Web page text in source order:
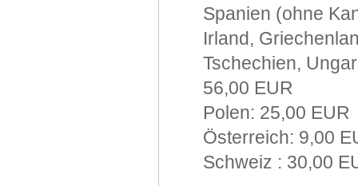
Spanien (ohne
Irland,
Tschechien,
56,00 EUR
Polen: 25,00 EUR
Österreich: 9,00
Schweiz : 30,00